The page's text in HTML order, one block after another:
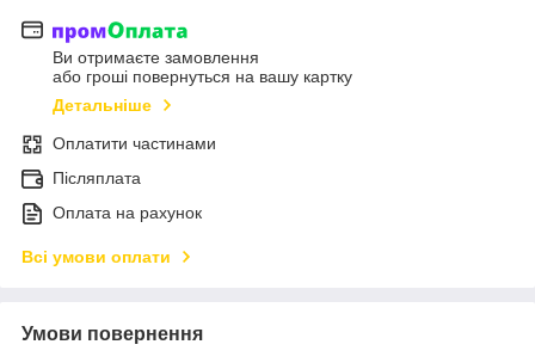
Ви отримаєте замовлення
або гроші повернуться на вашу картку
Детальніше
Оплатити частинами
Післяплата
Оплата на рахунок
Всі умови оплати
Умови повернення